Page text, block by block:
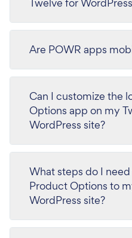
Are POWR apps
Can I customize the
Options app on my
WordPress site?
What steps do I
Product Options to
WordPress site?